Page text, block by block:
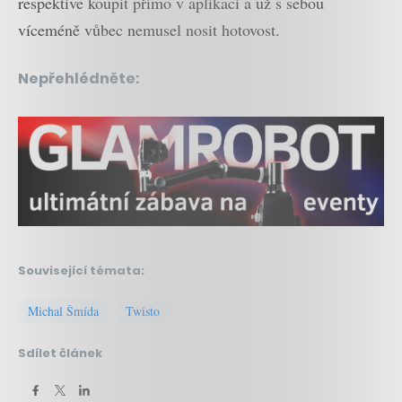
víceméně vůbec nemusel nosit hotovost.
Nepřehlédněte:
Související témata:
Michal Šmída Twisto
Sdílet článek